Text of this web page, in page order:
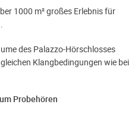
1000 m² großes Erlebnis für
des Palazzo-Hörschlosses
Klangbedingungen wie bei
Probehören